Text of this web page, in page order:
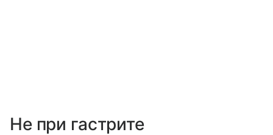
Не при гастрите